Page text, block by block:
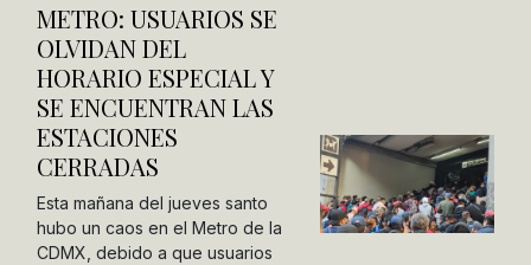
METRO: USUARIOS SE
OLVIDAN DEL
HORARIO ESPECIAL Y
SE ENCUENTRAN LAS
ESTACIONES
CERRADAS
Esta mañana del jueves santo
hubo un caos en el Metro de la
CDMX, debido a que usuarios